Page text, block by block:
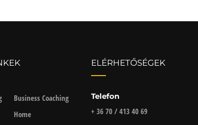
Business Coaching
Home
ELÉRHETŐSÉGEK
Telefon
+ 36 70 / 413 40 69